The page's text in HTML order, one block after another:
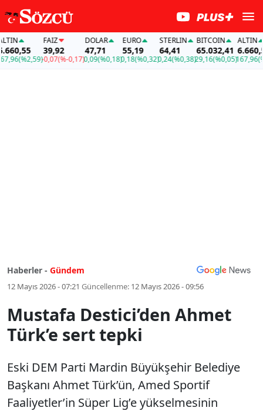
(%2,59)
FAİZ
39,92
-0,07(%-0,17)
DOLAR
47,71
0,09(%0,18)
EURO
55,19
0,18(%0,32)
STERLIN
64,41
0,24(%0,38)
BITCOIN
65.032,41
29,16(%0,05)
ALTIN
6.660,55
167,96
Haberler - Gündem
12 Mayıs 2026 - 07:21 Güncellenme: 12 Mayıs 2026 - 09:56
Mustafa Destici’den Ahmet
Türk’e sert tepki
Eski DEM Parti Mardin Büyükşehir Belediye
Başkanı Ahmet Türk’ün, Amed Sportif
Faaliyetler’in Süper Lig’e yükselmesinin